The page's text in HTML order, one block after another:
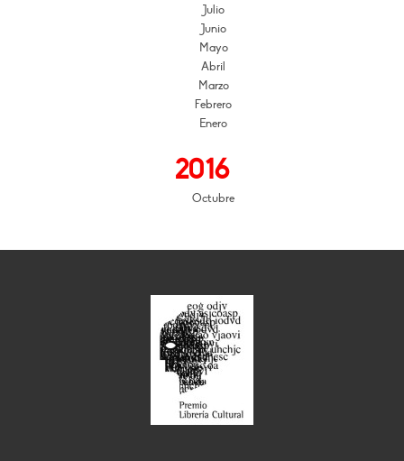
Julio
Junio
Mayo
Abril
Marzo
Febrero
Enero
2016
Octubre